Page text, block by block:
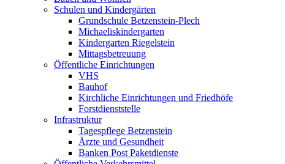
Schulen und Kindergärten
Grundschule Betzenstein-Plech
Michaeliskindergarten
Kindergarten Riegelstein
Mittagsbetreuung
Öffentliche Einrichtungen
VHS
Bauhof
Kirchliche Einrichtungen und Friedhöfe
Forstdienststelle
Infrastruktur
Tagespflege Betzenstein
Ärzte und Gesundheit
Banken Post Paketdienste